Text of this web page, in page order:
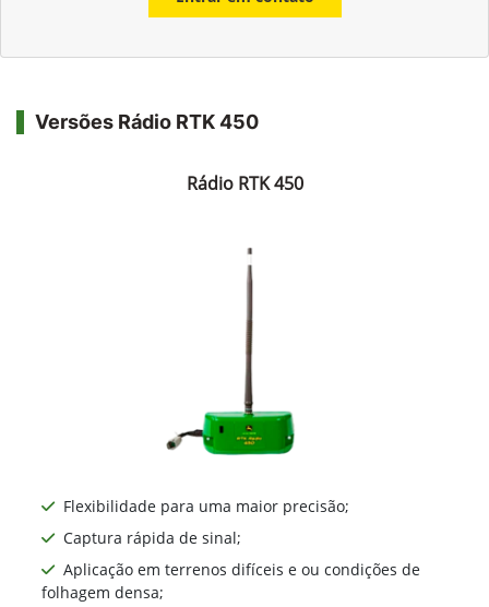
Versões Rádio RTK 450
Rádio RTK 450
Flexibilidade para uma maior precisão;
Captura rápida de sinal;
Aplicação em terrenos difíceis e ou condições de
folhagem densa;